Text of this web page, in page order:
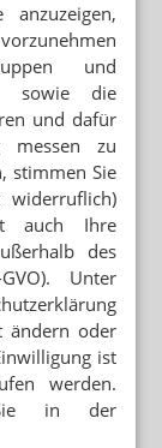
und
sowie die
und dafür
messen zu
stimmen Sie
widerruflich)
auch Ihre
des
Unter
ändern oder
ist
werden.
Sie in der
Vit2Gobei
.
GESTRICHEN